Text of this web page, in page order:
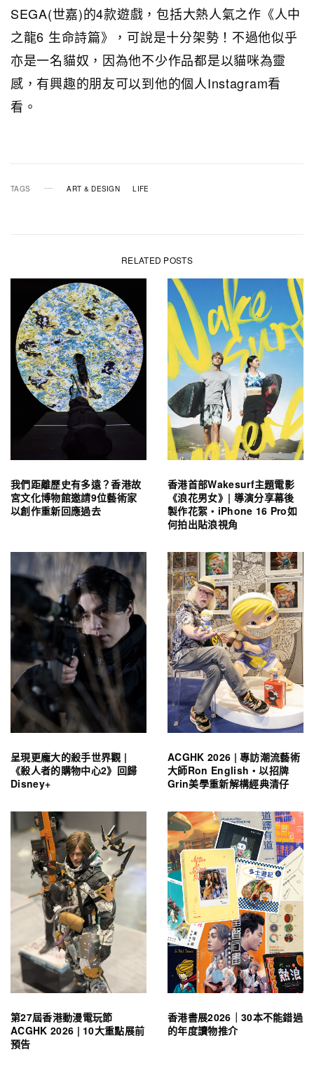
SEGA(世嘉)的4款遊戲，包括大熱人氣之作《人中
之龍6 生命詩篇》，可說是十分架勢！不過他似乎
亦是一名貓奴，因為他不少作品都是以貓咪為靈
感，有興趣的朋友可以到他的個人Instagram看
看。
TAGS ART & DESIGN LIFE
RELATED POSTS
我們距離歷史有多遠？香港故
宮文化博物館邀請9位藝術家
以創作重新回應過去
香港首部Wakesurf主題電影
《浪花男女》| 導演分享幕後
製作花絮・iPhone 16 Pro如
何拍出貼浪視角
呈現更龐大的殺手世界觀 |
《殺人者的購物中心2》回歸
Disney+
ACGHK 2026 | 專訪潮流藝術
大師Ron English・以招牌
Grin美學重新解構經典清仔
第27屆香港動漫電玩節
ACGHK 2026 | 10大重點展前
預告
香港書展2026｜30本不能錯過
的年度讀物推介